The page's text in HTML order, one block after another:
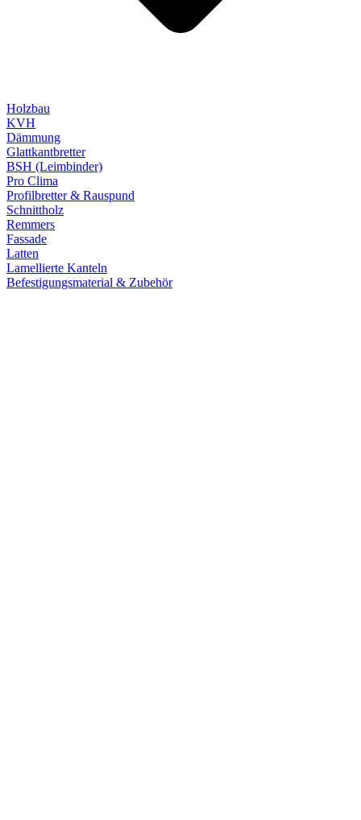
Holzbau
KVH
Dämmung
Glattkantbretter
BSH (Leimbinder)
Pro Clima
Profilbretter & Rauspund
Schnittholz
Remmers
Fassade
Latten
Lamellierte Kanteln
Befestigungsmaterial & Zubehör